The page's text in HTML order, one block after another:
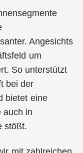
Angesichts
um
So unterstützt
bei der
bietet eine
auch in
stößt.